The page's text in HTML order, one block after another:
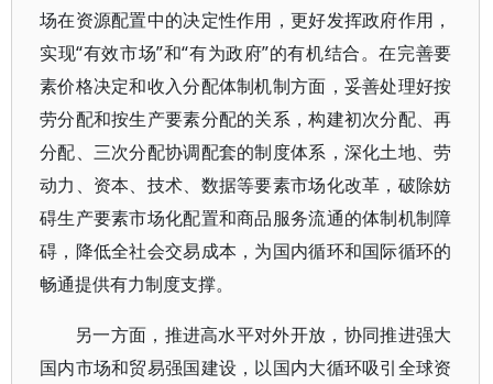
场在资源配置中的决定性作用，更好发挥政府作用，
实现“有效市场”和“有为政府”的有机结合。在完善要
素价格决定和收入分配体制机制方面，妥善处理好按
劳分配和按生产要素分配的关系，构建初次分配、再
分配、三次分配协调配套的制度体系，深化土地、劳
动力、资本、技术、数据等要素市场化改革，破除妨
碍生产要素市场化配置和商品服务流通的体制机制障
碍，降低全社会交易成本，为国内循环和国际循环的
畅通提供有力制度支撑。
另一方面，推进高水平对外开放，协同推进强大
国内市场和贸易强国建设，以国内大循环吸引全球资